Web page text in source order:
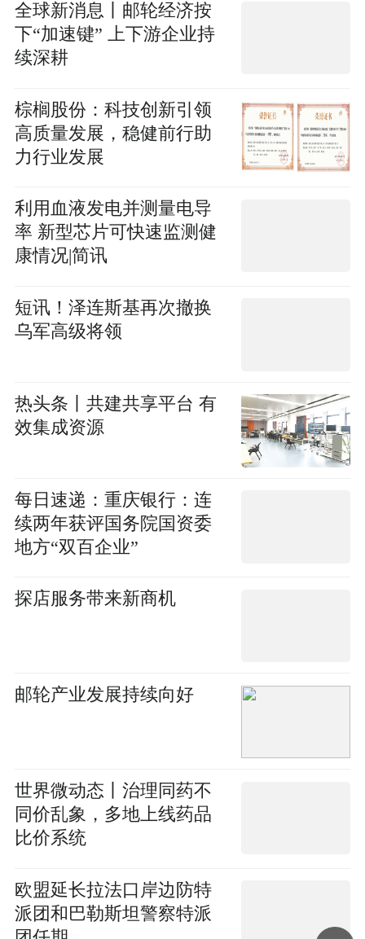
全球新消息丨邮轮经济按
下“加速键” 上下游企业持
续深耕
棕榈股份：科技创新引领
高质量发展，稳健前行助
力行业发展
利用血液发电并测量电导
率 新型芯片可快速监测健
康情况|简讯
短讯！泽连斯基再次撤换
乌军高级将领
热头条丨共建共享平台 有
效集成资源
每日速递：重庆银行：连
续两年获评国务院国资委
地方“双百企业”
探店服务带来新商机
邮轮产业发展持续向好
世界微动态丨治理同药不
同价乱象，多地上线药品
比价系统
欧盟延长拉法口岸边防特
派团和巴勒斯坦警察特派